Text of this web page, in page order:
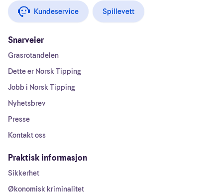
Kundeservice Spillevett
Snarveier
Grasrotandelen
Dette er Norsk Tipping
Jobb i Norsk Tipping
Nyhetsbrev
Presse
Kontakt oss
Praktisk informasjon
Sikkerhet
Økonomisk kriminalitet